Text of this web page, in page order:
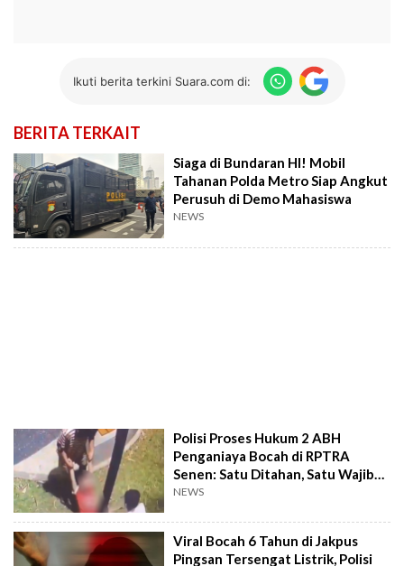
Ikuti berita terkini Suara.com di:
BERITA TERKAIT
Siaga di Bundaran HI! Mobil
Tahanan Polda Metro Siap Angkut
Perusuh di Demo Mahasiswa
NEWS
Polisi Proses Hukum 2 ABH
Penganiaya Bocah di RPTRA
Senen: Satu Ditahan, Satu Wajib
Lapor
NEWS
Viral Bocah 6 Tahun di Jakpus
Pingsan Tersengat Listrik, Polisi